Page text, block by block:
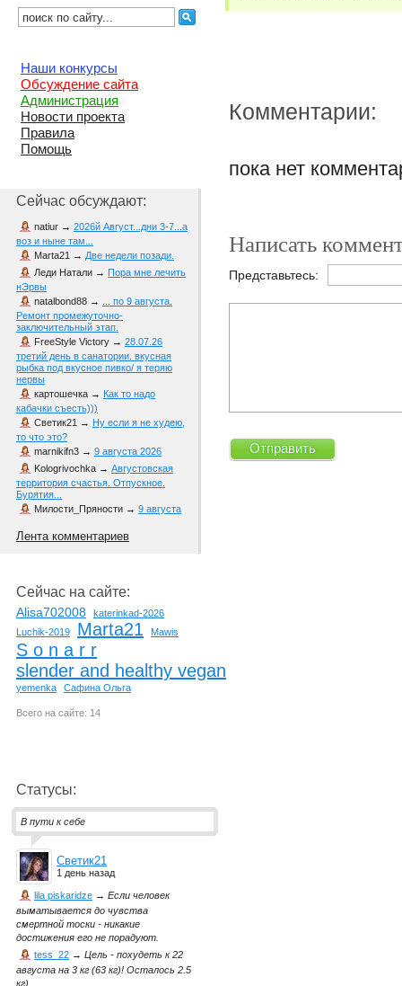
Комментарии:
пока нет
Написать
Представьтесь:
Наши конкурсы
Обсуждение сайта
Администрация
Новости проекта
Правила
Помощь
Сейчас обсуждают:
natiur → 2026й Август...дни 3-7...а
воз и ныне там...
Marta21 → Две недели позади.
Леди Натали → Пора мне лечить
нЭрвы
natalbond88 → ... по 9 августа.
Ремонт промежуточно-
заключительный этап.
FreeStyle Victory → 28.07.26
третий день в санатории. вкусная
рыбка под вкусное пивко/ я теряю
нервы
картошечка → Как то надо
кабачки съесть)))
Светик21 → Ну если я не худею,
то что это?
marnikifn3 → 9 августа 2026
Kologrivochka → Августовская
территория счастья. Отпускное.
Бурятия...
Милости_Пряности → 9 августа
Лента комментариев
Сейчас на сайте:
Alisa702008
katerinkad-2026
Luchik-2019
Marta21 Mawis
S o n a r r
slender and healthy vegan
yemenka Сафина Ольга
Всего на сайте: 14
Статусы:
В пути к себе
Светик21
1 день назад
lila piskaridze → Если человек
выматывается до чувства
смертной тоски - никакие
достижения его не порадуют.
tess_22 → Цель - похудеть к 22
августа на 3 кг (63 кг)! Осталось 2.5
кг)